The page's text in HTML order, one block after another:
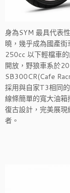
身為SYM 最具代表
曉，幾乎成為國產
250cc 以下輕檔車
開放，野狼車系於
SB300CR(Cafe
採用與自家T3相同
線條簡單的寬大油
復古設計，完美展
者。